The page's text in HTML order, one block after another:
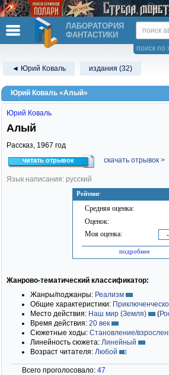
ЛАБОРАТОРИЯ
ФАНТАСТИКИ
поиск по
◄ Юрий Коваль издания (32)
Юрий Коваль «Алый»
Рейтинг
Средняя оценка:
Оценок:
Моя оценка: -
подробнее
Юрий Коваль
Алый
Рассказ, 1967 год
читать отрывок скачать отрывок >
Язык написания: русский
Жанрово-тематический классификатор:
Жанры/поджанры: Реализм
Общие характеристики:
Место действия: Наш мир (Земля) (
Время действия: 20 век
Сюжетные ходы: Становление/
Линейность сюжета: Линейный
Возраст читателя: Любой
Всего проголосовало: 47